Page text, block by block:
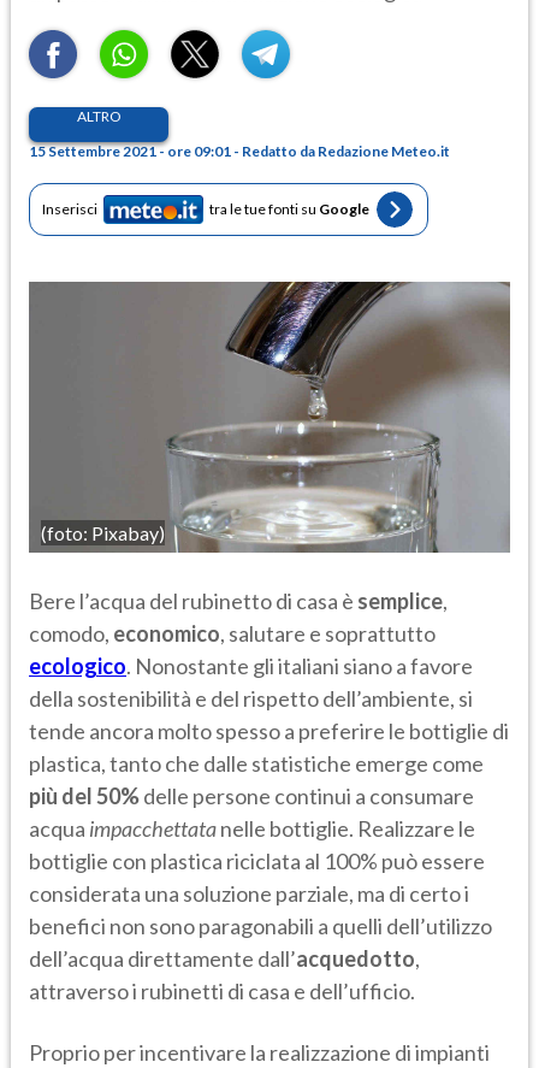
ALTRO
15 Settembre 2021 - ore 09:01 - Redatto da Redazione Meteo.it
Inserisci tra le tue fonti su Google
(foto: Pixabay)
Bere l’acqua del rubinetto di casa è semplice,
comodo, economico, salutare e soprattutto
ecologico. Nonostante gli italiani siano a favore
della sostenibilità e del rispetto dell’ambiente, si
tende ancora molto spesso a preferire le bottiglie di
plastica, tanto che dalle statistiche emerge come
più del 50%delle persone continui a consumare
acqua impacchettatanelle bottiglie. Realizzare le
bottiglie con plastica riciclata al 100% può essere
considerata una soluzione parziale, ma di certo i
benefici non sono paragonabili a quelli dell’utilizzo
dell’acqua direttamente dall’acquedotto,
attraverso i rubinetti di casa e dell’ufficio.
Proprio per incentivare la realizzazione di impianti